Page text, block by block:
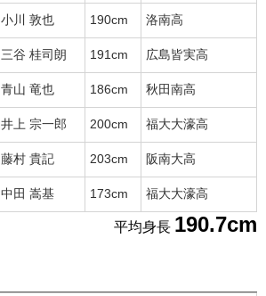
小川 敦也 190cm 洛南高
三谷 桂司朗 191cm 広島皆実高
青山 竜也 186cm 秋田南高
井上 宗一郎 200cm 福大大濠高
藤村 貴記 203cm 阪南大高
中田 嵩基 173cm 福大大濠高
平均身長 190.7cm